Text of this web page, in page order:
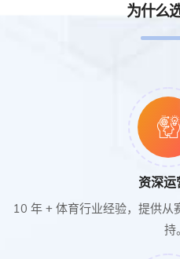
为什么
资深运
10 年 + 体育行业经验，提供
持。